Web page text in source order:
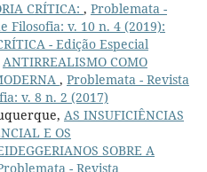
CRÍTICA: , Problemata -
Filosofia: v. 10 n. 4 (2019):
- Edição Especial
ANTIRREALISMO COMO
, Problemata - Revista
v. 8 n. 2 (2017)
AS INSUFICIÊNCIAS
E OS
SOBRE A
- Revista